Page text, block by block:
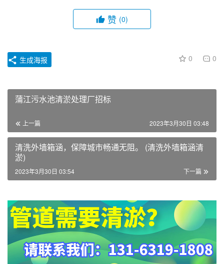
赞 (0)
0 0
生成海报
蒲江污水池清淤处理厂招标
上一篇 2023年3月30日 03:48
清洗外墙箱涵，保障城市畅通无阻。 (清洗外墙箱涵清
淤)
下一篇
2023年3月30日 03:54